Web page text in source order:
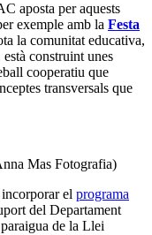
aposta per aquests
exemple amb la Festa
la comunitat educativa,
construint unes
cooperatiu que
transversals que
Mas Fotografia)
el programa
del Departament
de la Llei